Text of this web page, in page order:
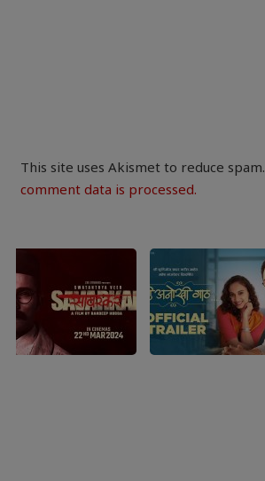
This site uses Akismet to reduce spam.
comment data is processed.